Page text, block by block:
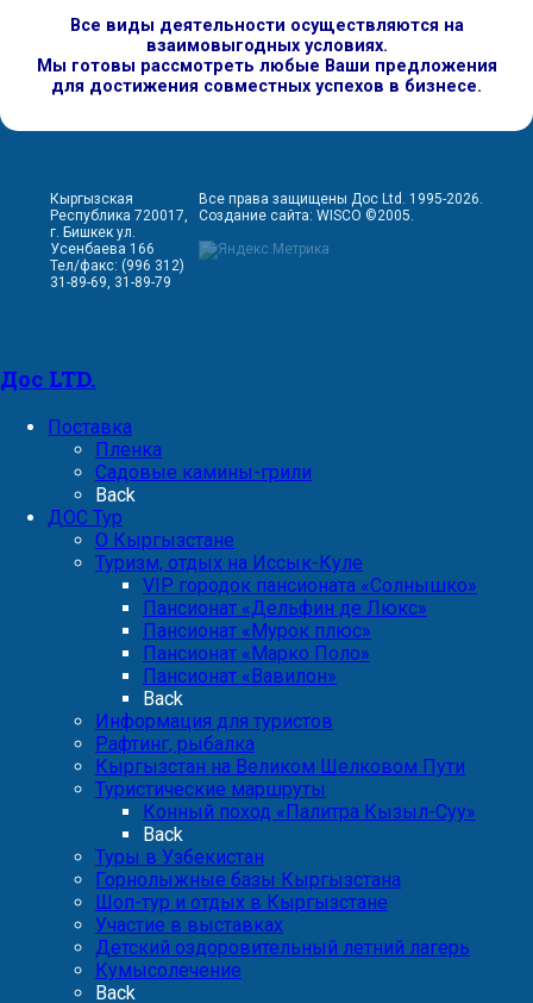
Все виды деятельности осуществляются на
взаимовыгодных условиях.
Мы готовы рассмотреть любые Ваши предложения
для достижения совместных успехов в бизнесе.
Все права защищены Дос Ltd. 1995-2026.
Создание сайта: WISCO ©2005.
Кыргызская
Республика 720017,
г. Бишкек ул.
Усенбаева 166
Тел/факс: (996 312)
31-89-69, 31-89-79
Дос LTD.
Поставка
Пленка
Садовые камины-грили
Back
ДОС Тур
О Кыргызстане
Туризм, отдых на Иссык-Куле
VIP городок пансионата «Солнышко»
Пансионат «Дельфин де Люкс»
Пансионат «Мурок плюс»
Пансионат «Марко Поло»
Пансионат «Вавилон»
Back
Информация для туристов
Рафтинг, рыбалка
Кыргызстан на Великом Шелковом Пути
Туристические маршруты
Конный поход «Палитра Кызыл-Суу»
Back
Туры в Узбекистан
Горнолыжные базы Кыргызстана
Шоп-тур и отдых в Кыргызстане
Участие в выставках
Детский оздоровительный летний лагерь
Кумысолечение
Back